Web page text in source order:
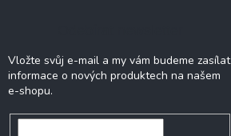
Vložte svůj e-mail a my vám budeme zasílat
informace o nových produktech na našem
e-shopu.